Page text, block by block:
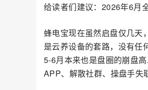
给读者们建议：2026年6月
蜂电宝现在虽然启盘仅几天
是云养设备的套路，没有任
5-6月本来也是盘圈的崩盘
APP、解散社群、操盘手失